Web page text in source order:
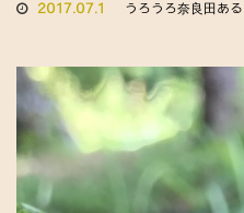
2017.07.1 うろうろ奈良田ある